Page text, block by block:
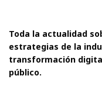
Toda la actualidad
estrategias de la
transformación
público.